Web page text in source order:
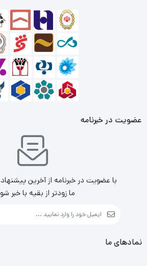
1x(20+4)24-pin
90%
راندمان 90 درصد همراه با گواهی 80plus Gold
طراحی منحصربفرد با قابلیت
عضویت در خبرنامه
با عضویت در خبرنامه از آخرین
ما زودتر از بقیه با خبر
نمادهای ما